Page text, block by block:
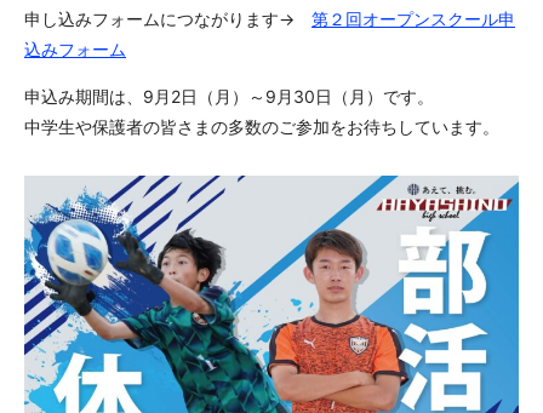
申し込みフォームにつながります→ 第２回オープンスクール申
込みフォーム
申込み期間は、9月2日（月）～9月30日（月）です。
中学生や保護者の皆さまの多数のご参加をお待ちしています。